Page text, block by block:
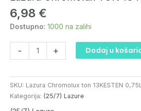
6,98 €
Dostupno: 1000 na zalihi
-
KESTEN
0,75L
količina
+ Dodaj u
SKU: Lazura Chromolux ton 13KESTEN 0,75L
Kategorija: (25/7) Lazure